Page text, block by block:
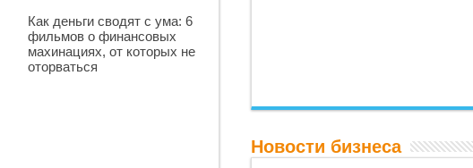
Как деньги сводят с ума: 6
фильмов о финансовых
махинациях, от которых не
оторваться
Новости бизнеса